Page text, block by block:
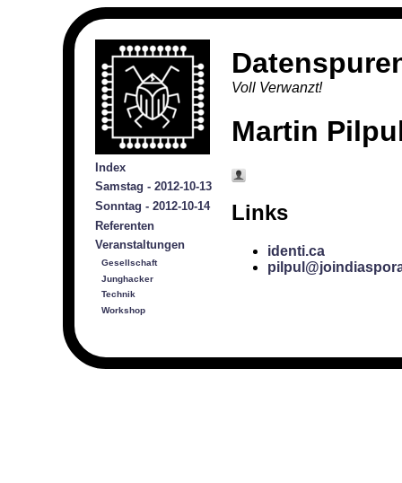
Index
Samstag - 2012-10-13
Sonntag - 2012-10-14
Referenten
Veranstaltungen
Gesellschaft
Junghacker
Technik
Workshop
Voll Verwanzt!
Martin
Links
identi.ca